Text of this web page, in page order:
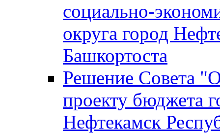
социально-
округа город
Башкортоста
Решение Совета
проекту бюджета
Нефтекамск